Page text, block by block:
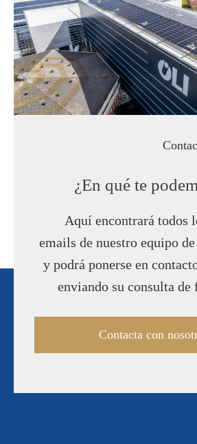
¿En qué te
Aquí encontrará todos
emails de nuestro equipo
y podrá ponerse en
enviando su consulta de
Contacta con